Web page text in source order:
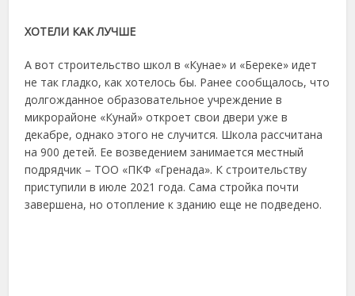
ХОТЕЛИ КАК ЛУЧШЕ
А вот строительство школ в «Кунае» и «Береке» идет
не так гладко, как хотелось бы. Ранее сообщалось, что
долгожданное образовательное учреждение в
микрорайоне «Кунай» откроет свои двери уже в
декабре, однако этого не случится. Школа рассчитана
на 900 детей. Ее возведением занимается местный
подрядчик – ТОО «ПКФ «Гренада». К строительству
приступили в июле 2021 года. Сама стройка почти
завершена, но отопление к зданию еще не подведено.